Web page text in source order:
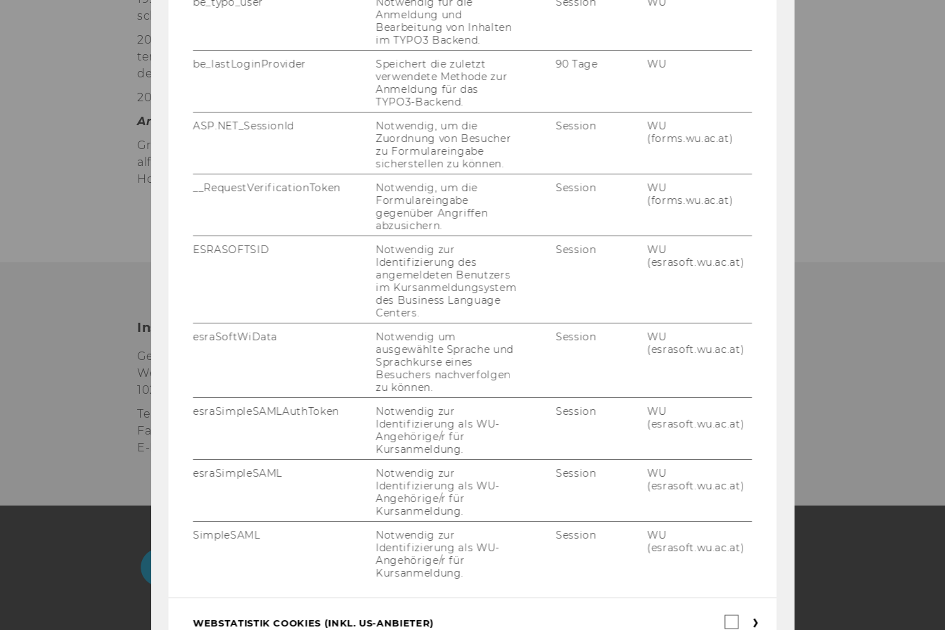
schung (FWF)
2000-​2005 Bun­de­mi­nis­te­ri­um für Bil­dung, Wis­sen­schaft und Kul­tur: Lei­
ter der Steue­rungs­grup­pe für die Uni­ver­si­täts­re­form UG 2002 (Mit­glie­
der SC Dr. Peter Mah­rin­ger, Dr. Si­gurd Höl­lin­ger)
2005-​2013 Wirt­schafts­uni­ver­si­tät
Ar­beits­schwer­punk­te
Gruppen-​ und Or­ga­ni­sa­ti­ons­so­zio­lo­gie, Me­tho­den der em­pi­ri­schen So­zi­
al­for­schung, Sys­tem­theo­rie, Ver­wal­tungs­for­schung, Bildungs-​ und
Hoch­schul­for­schung, (Unternehmens-​)Be­ra­tung
Institut für Soziologie und Empirische Sozialforschung
Gebäude D4, 3. Stock
Welthandelsplatz 1
1020
Tel:
+43 1 31336 4762, 4433
Fax
E-Mail:
NewsletterBluesky
Anmeldung und
Bearbeitung von Inhalten
im TYPO3 Backend.
be_lastLoginProvider
Speichert die zuletzt
verwendete Methode zur
Anmeldung für das
TYPO3-Backend.
90 Tage WU
ASP.NET_SessionId
Notwendig, um die
Zuordnung von Besucher
zu Formulareingabe
sicherstellen zu können.
Session
WU
(forms.wu.ac.at)
__RequestVerificationToken
Notwendig, um die
Formulareingabe
gegenüber Angriffen
abzusichern.
Session
WU
(forms.wu.ac.at)
ESRASOFTSID
Notwendig zur
Identifizierung des
angemeldeten Benutzers
im Kursanmeldungsystem
des Business Language
Centers.
Session
WU
(esrasoft.wu.ac.at)
esraSoftWiData
Notwendig um
ausgewählte Sprache und
Sprachkurse eines
Besuchers nachverfolgen
zu können.
Session
WU
(esrasoft.wu.ac.at)
esraSimpleSAMLAuthToken
Notwendig zur
Identifizierung als WU-
Angehörige/r für
Kursanmeldung.
Session
WU
(esrasoft.wu.ac.at)
esraSimpleSAML
Notwendig zur
Identifizierung als WU-
Angehörige/r für
Kursanmeldung.
Session
WU
(esrasoft.wu.ac.at)
SimpleSAML
Notwendig zur
Identifizierung als WU-
Angehörige/r für
Kursanmeldung.
Session
WU
(esrasoft.wu.ac.at)
WEBSTATISTIK COOKIES (INKL. US-ANBIETER)
Webstatistik